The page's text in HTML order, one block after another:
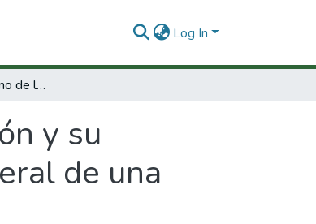
Log In
Fenotipo del trastorno de la atención y su comorbilidad en familias y en la población general de una comunidad Antioqueña
y su
de una